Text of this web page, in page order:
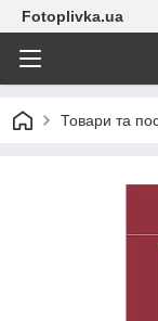
Fotoplivka.ua
Товари та